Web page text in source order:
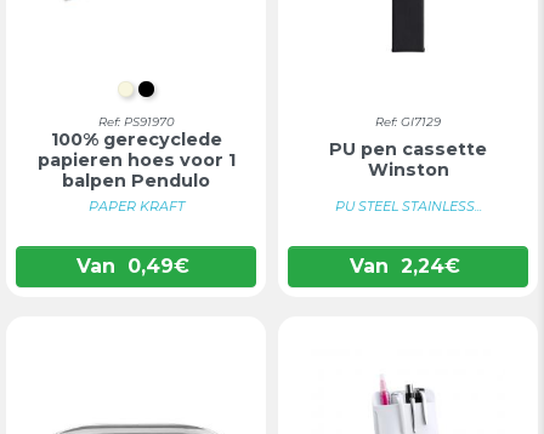
NATUURLIJK
ZWART
Ref: PS91970
100% gerecyclede
papieren hoes voor 1
balpen Pendulo
PAPER KRAFT
Van 0,49€
Ref: GI7129
PU pen cassette
Winston
PU STEEL STAINLESS...
Van 2,24€